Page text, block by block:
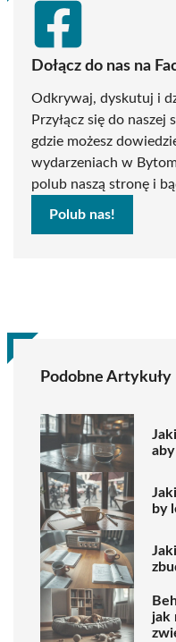
Dołącz do nas na
Odkrywaj, dyskutuj i
Przyłącz się do naszej
gdzie możesz
wydarzeniach w
polub naszą stronę i
Polub nas!
Podobne Artykuły
by
jak